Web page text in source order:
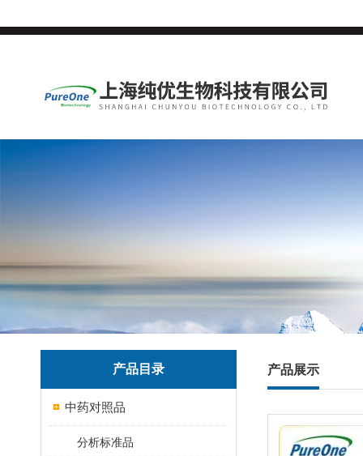
产品目录
中药对照品
分析标准品
产品展示